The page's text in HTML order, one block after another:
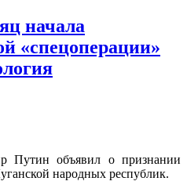
начала
«спецоперации»
Путин объявил о признании
народных республик.